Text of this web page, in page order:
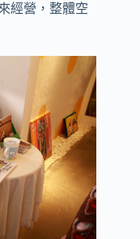
經營，整體空